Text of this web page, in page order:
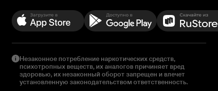
Незаконное потребление наркотических средств,
психотропных веществ, их аналогов причиняет вред
здоровью, их незаконный оборот запрещен и влечет
установленную законодательством ответственность.